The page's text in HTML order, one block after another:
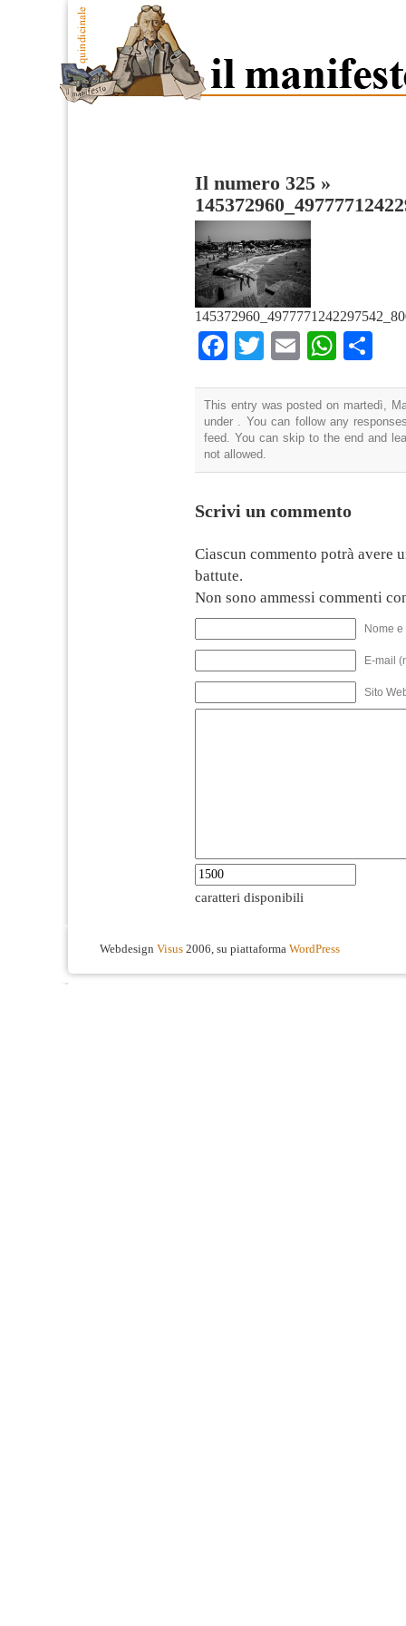
Il numero 325 »
Facebook
TwitterEmail
This entry was posted on martedì,
under . You can follow any
feed. You can skip to the end and
not allowed.
Scrivi un commento
Ciascun commento potrà avere
battute.
Non sono ammessi commenti
Nome
E-mail
Sito
caratteri disponibili
Webdesign Visus 2006, su piattaforma WordPress